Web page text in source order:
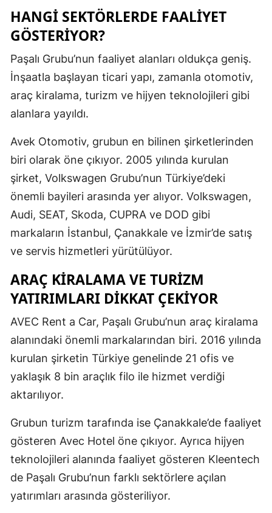
HANGİ SEKTÖRLERDE FAALİYET
GÖSTERİYOR?
Paşalı Grubu’nun faaliyet alanları oldukça geniş.
İnşaatla başlayan ticari yapı, zamanla otomotiv,
araç kiralama, turizm ve hijyen teknolojileri gibi
alanlara yayıldı.
Avek Otomotiv, grubun en bilinen şirketlerinden
biri olarak öne çıkıyor. 2005 yılında kurulan
şirket, Volkswagen Grubu’nun Türkiye’deki
önemli bayileri arasında yer alıyor. Volkswagen,
Audi, SEAT, Skoda, CUPRA ve DOD gibi
markaların İstanbul, Çanakkale ve İzmir’de satış
ve servis hizmetleri yürütülüyor.
ARAÇ KİRALAMA VE TURİZM
YATIRIMLARI DİKKAT ÇEKİYOR
AVEC Rent a Car, Paşalı Grubu’nun araç kiralama
alanındaki önemli markalarından biri. 2016 yılında
kurulan şirketin Türkiye genelinde 21 ofis ve
yaklaşık 8 bin araçlık filo ile hizmet verdiği
aktarılıyor.
Grubun turizm tarafında ise Çanakkale’de faaliyet
gösteren Avec Hotel öne çıkıyor. Ayrıca hijyen
teknolojileri alanında faaliyet gösteren Kleentech
de Paşalı Grubu’nun farklı sektörlere açılan
yatırımları arasında gösteriliyor.